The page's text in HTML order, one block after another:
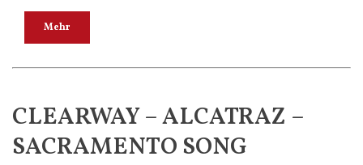
Mehr
CLEARWAY – ALCATRAZ –
SACRAMENTO SONG